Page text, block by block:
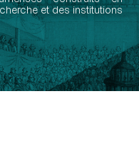
et des institutions